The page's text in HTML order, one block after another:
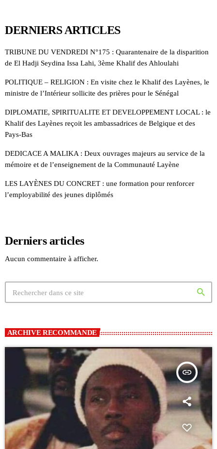
DERNIERS ARTICLES
TRIBUNE DU VENDREDI N°175 : Quarantenaire de la disparition
de El Hadji Seydina Issa Lahi, 3ème Khalif des Ahloulahi
POLITIQUE – RELIGION : En visite chez le Khalif des Layènes, le
ministre de l’Intérieur sollicite des prières pour le Sénégal
DIPLOMATIE, SPIRITUALITE ET DEVELOPPEMENT LOCAL : le
Khalif des Layènes reçoit les ambassadrices de Belgique et des
Pays-Bas
DEDICACE A MALIKA : Deux ouvrages majeurs au service de la
mémoire et de l’enseignement de la Communauté Layène
LES LAYÈNES DU CONCRET : une formation pour renforcer
l’employabilité des jeunes diplômés
Derniers articles
Aucun commentaire à afficher.
search
ARCHIVE RECOMMANDE
insert_link